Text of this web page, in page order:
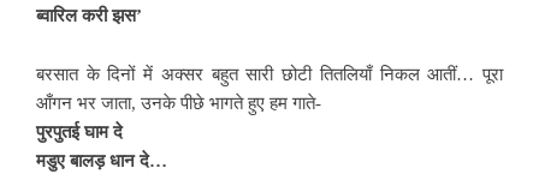
ब्वारिल करी झस’
बरसात के दिनों में अक्सर बहुत सारी छोटी तितलियाँ निकल आतीं… पूरा
आँगन भर जाता, उनके पीछे भागते हुए हम गाते-
पुरपुतई घाम दे
मडुए बालड़ धान दे…